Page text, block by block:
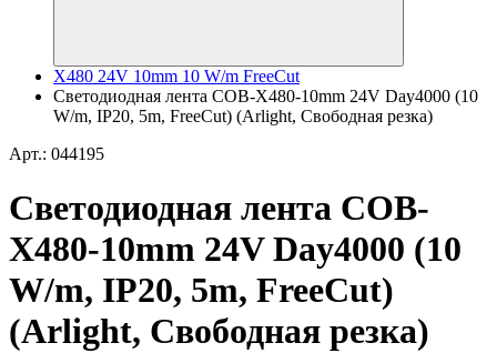
X480 24V 10mm 10 W/m FreeCut
Светодиодная лента COB-X480-10mm 24V Day4000 (10
W/m, IP20, 5m, FreeCut) (Arlight, Свободная резка)
Арт.: 044195
Светодиодная лента COB-
X480-10mm 24V Day4000 (10
W/m, IP20, 5m, FreeCut)
(Arlight, Свободная резка)